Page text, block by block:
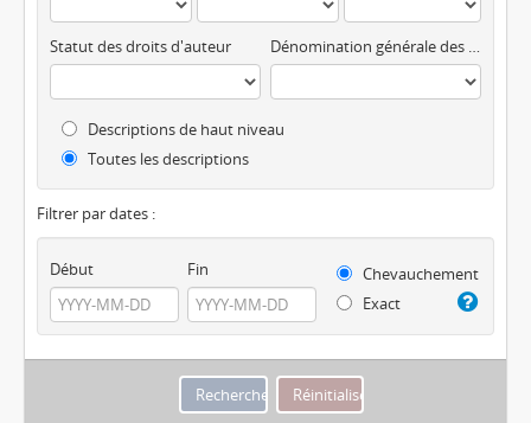
Statut des droits d'auteur Dénomination générale des documents
Descriptions de haut niveau
Toutes les descriptions
Filtrer par dates :
Début Fin
Chevauchement
Exact